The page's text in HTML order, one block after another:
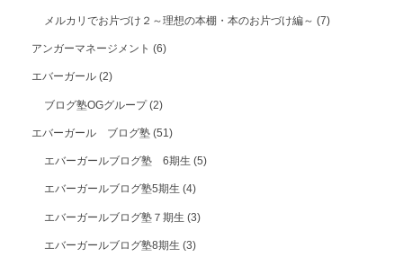
メルカリでお片づけ２～理想の本棚・本のお片づけ編～(7)
アンガーマネージメント(6)
エバーガール(2)
ブログ塾OGグループ(2)
エバーガール ブログ塾(51)
エバーガールブログ塾 6期生(5)
エバーガールブログ塾5期生(4)
エバーガールブログ塾７期生(3)
エバーガールブログ塾8期生(3)